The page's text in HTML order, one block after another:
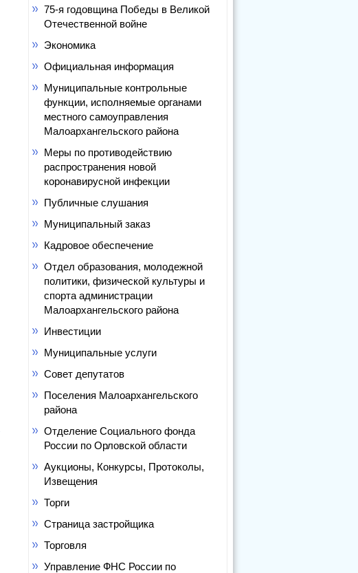
75-я годовщина Победы в Великой
Отечественной войне
Экономика
Официальная информация
Муниципальные контрольные
функции, исполняемые органами
местного самоуправления
Малоархангельского района
Меры по противодействию
распространения новой
коронавирусной инфекции
Публичные слушания
Муниципальный заказ
Кадровое обеспечение
Отдел образования, молодежной
политики, физической культуры и
спорта администрации
Малоархангельского района
Инвестиции
Муниципальные услуги
Совет депутатов
Поселения Малоархангельского
района
Отделение Социального фонда
России по Орловской области
Аукционы, Конкурсы, Протоколы,
Извещения
Торги
Страница застройщика
Торговля
Управление ФНС России по